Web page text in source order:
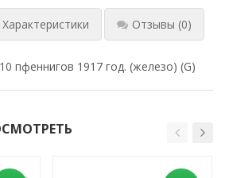
Характеристики Отзывы (0)
пфеннигов 1917 год. (железо) (G)